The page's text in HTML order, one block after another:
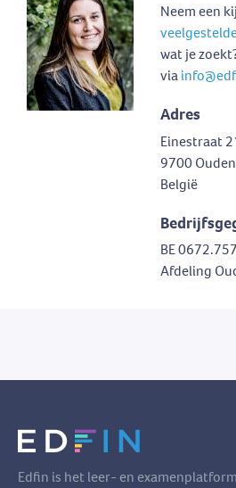
Neem een
wat je
via
Adres
Einestraat
9700
België
BE
Afdeling
Edfin is het leer- en